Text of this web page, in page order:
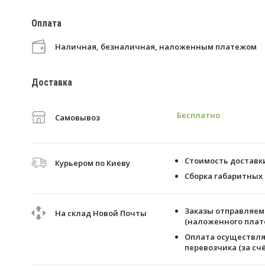
Оплата
Наличная, безналичная, наложенным платежом
Доставка
Самовывоз Бесплатно
Курьером по Киеву
Стоимость
Сборка
На склад Новой Почты
Заказы
(наложенного
Оплата
перевозчика (за